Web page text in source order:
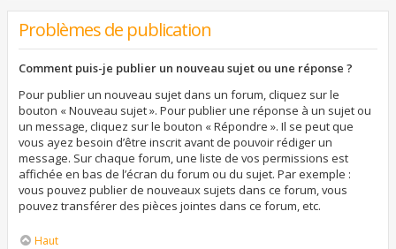
Problèmes de publication
Comment puis-je publier un nouveau sujet ou une réponse ?
Pour publier un nouveau sujet dans un forum, cliquez sur le
bouton « Nouveau sujet ». Pour publier une réponse à un sujet ou
un message, cliquez sur le bouton « Répondre ». Il se peut que
vous ayez besoin d’être inscrit avant de pouvoir rédiger un
message. Sur chaque forum, une liste de vos permissions est
affichée en bas de l’écran du forum ou du sujet. Par exemple :
vous pouvez publier de nouveaux sujets dans ce forum, vous
pouvez transférer des pièces jointes dans ce forum, etc.
Haut